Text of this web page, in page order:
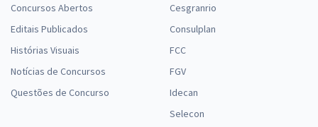
Concursos Abertos
Editais Publicados
Histórias Visuais
Notícias de Concursos
Questões de Concurso
Cesgranrio
Consulplan
FCC
FGV
Idecan
Selecon